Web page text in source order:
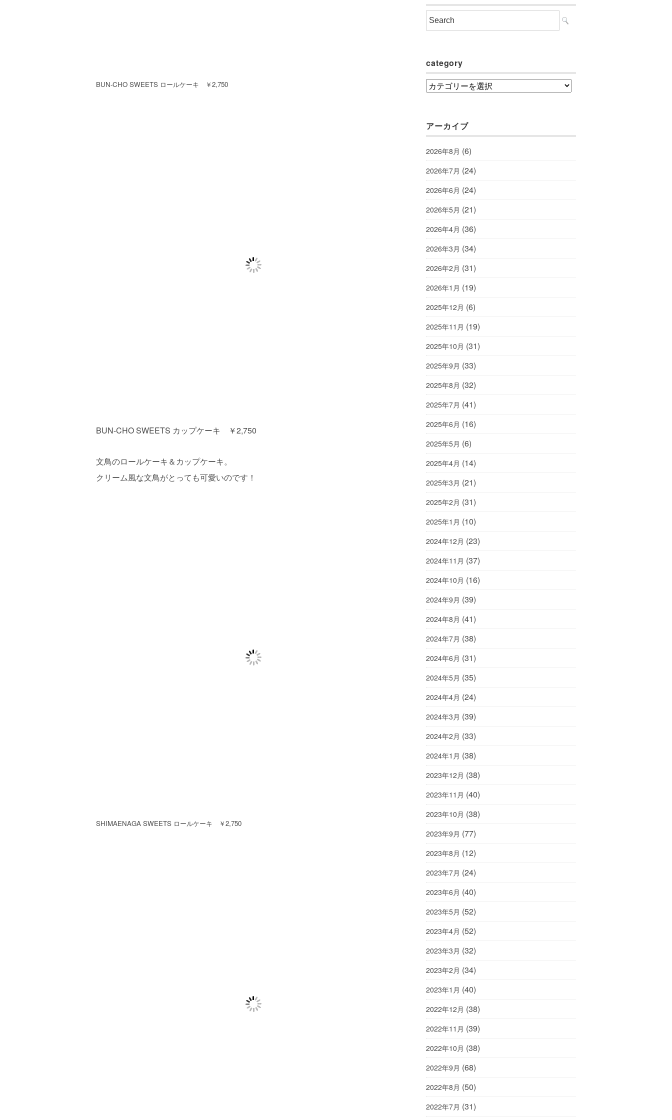
BUN-CHO SWEETS ロールケーキ ￥2,750
BUN-CHO SWEETS カップケーキ ￥2,750
文鳥のロールケーキ＆カップケーキ。
クリーム風な文鳥がとっても可愛いのです！
SHIMAENAGA SWEETS ロールケーキ ￥2,750
category
category
アーカイブ
2026年8月 (6)
2026年7月 (24)
2026年6月 (24)
2026年5月 (21)
2026年4月 (36)
2026年3月 (34)
2026年2月 (31)
2026年1月 (19)
2025年12月 (6)
2025年11月 (19)
2025年10月 (31)
2025年9月 (33)
2025年8月 (32)
2025年7月 (41)
2025年6月 (16)
2025年5月 (6)
2025年4月 (14)
2025年3月 (21)
2025年2月 (31)
2025年1月 (10)
2024年12月 (23)
2024年11月 (37)
2024年10月 (16)
2024年9月 (39)
2024年8月 (41)
2024年7月 (38)
2024年6月 (31)
2024年5月 (35)
2024年4月 (24)
2024年3月 (39)
2024年2月 (33)
2024年1月 (38)
2023年12月 (38)
2023年11月 (40)
2023年10月 (38)
2023年9月 (77)
2023年8月 (12)
2023年7月 (24)
2023年6月 (40)
2023年5月 (52)
2023年4月 (52)
2023年3月 (32)
2023年2月 (34)
2023年1月 (40)
2022年12月 (38)
2022年11月 (39)
2022年10月 (38)
2022年9月 (68)
2022年8月 (50)
2022年7月 (31)